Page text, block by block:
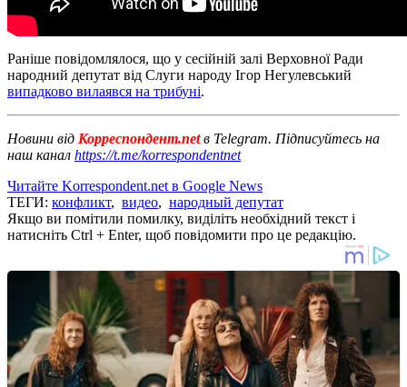
Раніше повідомлялося, що у сесійній залі Верховної Ради
народний депутат від Слуги народу Ігор Негулевський
випадково вилаявся на трибуні.
Новини від Корреспондент.netв Telegram. Підписуйтесь на
наш канал https://t.me/korrespondentnet
Читайте Korrespondent.net в Google News
ТЕГИ: конфликт, видео, народный депутат
Якщо ви помітили помилку, виділіть необхідний текст і
натисніть Ctrl + Enter, щоб повідомити про це редакцію.